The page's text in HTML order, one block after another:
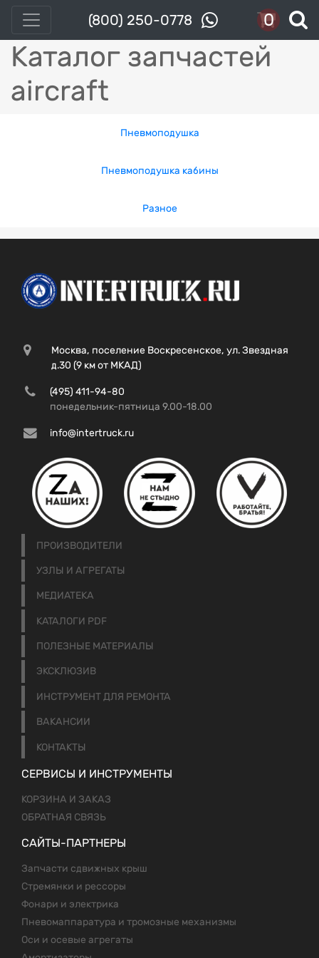
(800) 250-0778 0
Каталог запчастей
aircraft
Пневмоподушка
Пневмоподушка кабины
Разное
Москва, поселение Воскресенское, ул. Звездная
д.30 (9 км от МКАД)
(495) 411-94-80
понедельник-пятница 9.00-18.00
info@intertruck.ru
ПРОИЗВОДИТЕЛИ
УЗЛЫ И АГРЕГАТЫ
МЕДИАТЕКА
КАТАЛОГИ PDF
ПОЛЕЗНЫЕ МАТЕРИАЛЫ
ЭКСКЛЮЗИВ
ИНСТРУМЕНТ ДЛЯ РЕМОНТА
ВАКАНСИИ
КОНТАКТЫ
СЕРВИСЫ И ИНСТРУМЕНТЫ
КОРЗИНА И ЗАКАЗ
ОБРАТНАЯ СВЯЗЬ
САЙТЫ-ПАРТНЕРЫ
Запчасти сдвижных крыш
Стремянки и рессоры
Фонари и электрика
Пневомаппаратура и тромозные механизмы
Оси и осевые агрегаты